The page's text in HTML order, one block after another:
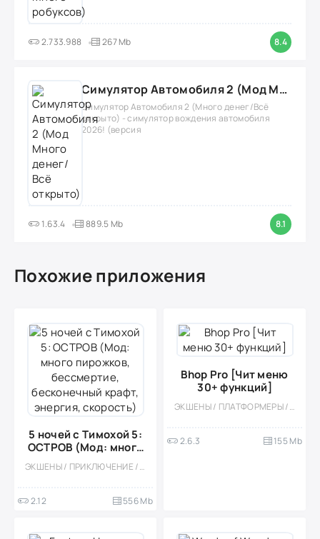
2.733.988 267 Mb 8.4
Симулятор Автомобиля 2 (Мод Много денег/Всё открыто)
Симулятор Автомобиля 2 (Много денег/Всё
открыто) - симулятор вождения автомобиля
2026! (версия
1.63.4 889.5 Mb 8.1
Похожие приложения
5 ночей с Тимохой 5:
ОСТРОВ (Мод: много
пирожков,
бессмертие,
энергия, скорость)
ЭКШЕНЫ / ПРИКЛЮЧЕНИЕ / 3D / ОДНОПОЛЬЗОВАТЕЛЬСКИЕ / ВЫЖИВАНИЕ / ОФЛАЙН / МОД / ХОРРОР / ХОРРОР НА ВЫЖИВАНИЕ
2.12 556 Mb
Bhop Pro [Чит меню
30+ функций]
ЭКШЕНЫ / ПЛАТФОРМЕРЫ / 3D / КАЗУАЛЬНЫЕ / МНОГОПОЛЬЗОВАТЕЛЬСКАЯ / ОДНА ЖИЗНЬ / МОД / ОФЛАЙН / ЧИТЫ
2.6.3 155 Mb